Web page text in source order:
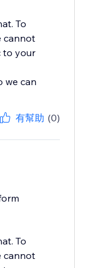
To
cannot
to your
we can
有幫助 (0)
To
cannot